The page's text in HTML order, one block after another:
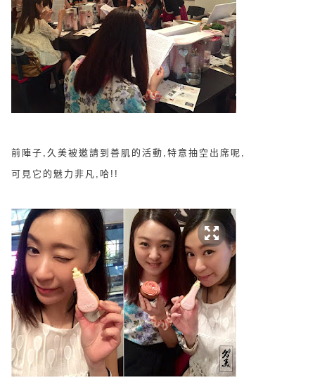
前陣子,久美被邀請到善肌的活動,特意抽空出席呢,
可見它的魅力非凡,哈!!